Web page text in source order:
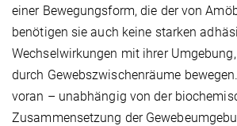
einer Bewegungsform, die der von
benötigen sie auch keine starken
Wechselwirkungen mit ihrer
durch Gewebszwischenräume
voran – unabhängig von der
Zusammensetzung der